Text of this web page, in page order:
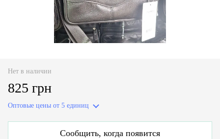
Нет в наличии
825 грн
Оптовые цены от 5 единиц
Сообщить, когда появится